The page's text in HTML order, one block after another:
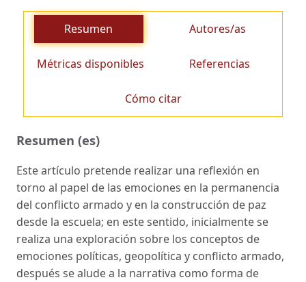
Resumen Autores/as
Métricas disponibles Referencias
Cómo citar
Resumen (es)
Este artículo pretende realizar una reflexión en
torno al papel de las emociones en la permanencia
del conflicto armado y en la construcción de paz
desde la escuela; en este sentido, inicialmente se
realiza una exploración sobre los conceptos de
emociones políticas, geopolítica y conflicto armado,
después se alude a la narrativa como forma de